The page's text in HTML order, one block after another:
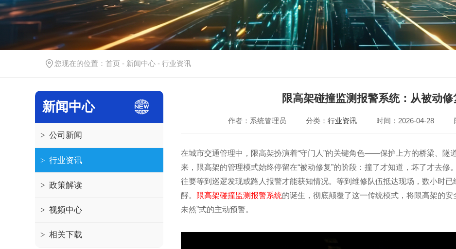
您现在的位置：首页 - 新闻中心 -行业资讯
新闻中心
> 公司新闻
> 行业资讯
> 政策解读
> 视频中心
> 相关下载
限高架碰撞监测报警系统：从被动
作者：系统管理员 分类： 行业资讯 时间：2026-04-28
在城市交通管理中，限高架扮演着“守门人”的关键角色——保护上方的桥梁、隧
来，限高架的管理模式始终停留在“被动修复”的阶段：撞了才知道，坏了才去
往要等到巡逻发现或路人报警才能获知情况。等到维修队伍抵达现场，数小时
酵。
限高架碰撞监测报警系统的诞生，彻底颠覆了这一传统模式，将限高架的安
未然”式的主动预警。